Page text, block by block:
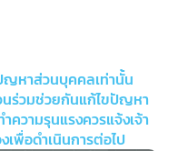
ญหาส่วนบุคคลเท่านั้น
นร่วมช่วยกันแก้ไขปัญหา
ความรุนแรงควรแจ้งเจ้า
พื่อดำเนินการต่อไป